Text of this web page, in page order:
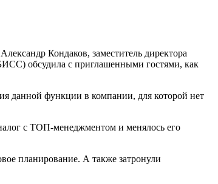
Кондаков, заместитель директора
обсудила с приглашенными гостями, как
данной функции в компании, для которой нет
с ТОП-менеджментом и менялось его
планирование. А также затронули